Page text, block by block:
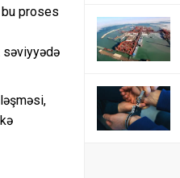
bu proses
səviyyədə